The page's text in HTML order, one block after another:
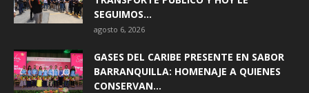
SEGUIMOS...
agosto 6, 2026
GASES DEL CARIBE PRESENTE EN SABOR
BARRANQUILLA: HOMENAJE A QUIENES
CONSERVAN...